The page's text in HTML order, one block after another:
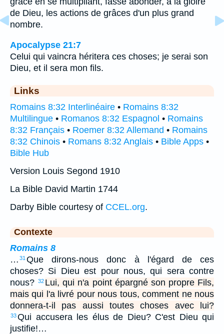
de Dieu, les actions de grâces d'un plus grand
nombre.
Apocalypse 21:7
Celui qui vaincra héritera ces choses; je serai son
Dieu, et il sera mon fils.
Links
Romains 8:32 Interlinéaire • Romains 8:32
Multilingue • Romanos 8:32 Espagnol • Romains
8:32 Français • Roemer 8:32 Allemand • Romains
8:32 Chinois • Romans 8:32 Anglais • Bible Apps •
Bible Hub
Version Louis Segond 1910
La Bible David Martin 1744
Darby Bible courtesy of CCEL.org.
Contexte
Romains 8
… 31 Que dirons-nous donc à l'égard de ces
choses? Si Dieu est pour nous, qui sera contre
nous? 32 Lui, qui n'a point épargné son propre Fils,
mais qui l'a livré pour nous tous, comment ne nous
donnera-t-il pas aussi toutes choses avec lui?
33Qui accusera les élus de Dieu? C'est Dieu qui
justifie!…